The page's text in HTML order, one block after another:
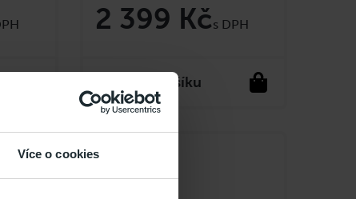
Více o cookies
2 399 Kč
do košíku